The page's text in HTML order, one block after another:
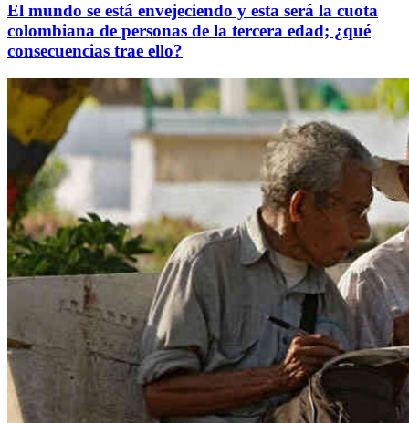
El mundo se está envejeciendo y esta será la cuota
colombiana de personas de la tercera edad; ¿qué
consecuencias trae ello?